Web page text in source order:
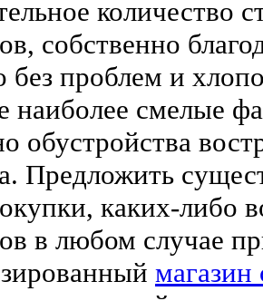
количество
собственно
без проблем и
наиболее смелые
обустройства
Предложить
каких-либо
в любом случае
магазин